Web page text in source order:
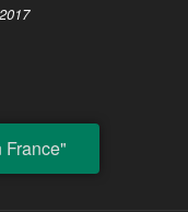
France"